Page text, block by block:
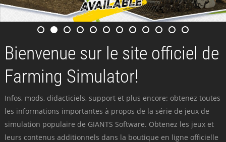
Bienvenue sur le site officiel de
Farming Simulator!
Infos, mods, didacticiels, support et plus encore: obtenez toutes
les informations importantes à propos de la série de jeux de
simulation populaire de GIANTS Software. Obtenez les jeux et
leurs contenus additionnels dans la boutique en ligne officielle